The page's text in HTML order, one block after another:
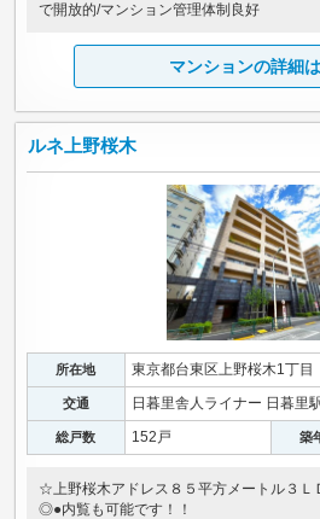
で開放的/マンション管理体制良好
マンションの詳細
ルネ上野桜木
所在地 東京都台東区上野桜木1丁目
交通 日暮里舎人ライナー 日暮里
総戸数 152戸 築
☆上野桜木アドレス８５平方メートル３
◎●内覧も可能です！！